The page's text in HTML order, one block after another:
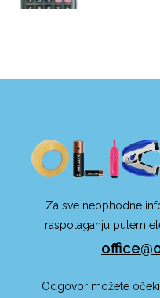
Za sve neophodne
raspolaganju putem
Odgovor možete